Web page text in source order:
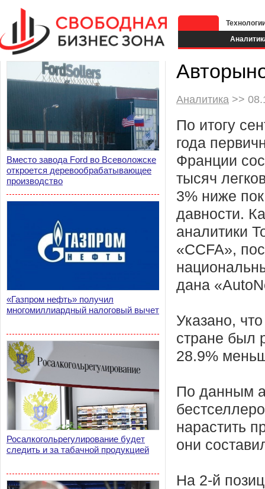
Вместо завода Ford во Всеволожске
откроется деревообрабатывающее
производство
«Газпром нефть» получил
многомиллиардный налоговый вычет
Росалкогольрегулирование будет
следить и за табачной продукцией
Аналитика >>
По итогу
года
Франции
тысяч
3% ниже
давности.
аналитики
«CCFA»,
дана
Указано,
стране был
28.9%
По данным
нарастить
они
На 2-й